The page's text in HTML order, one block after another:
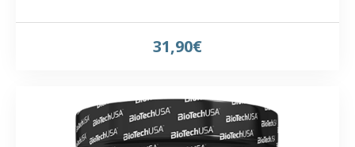
31,90€